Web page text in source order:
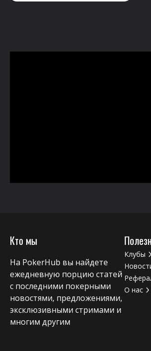
Кто мы
На PokerHub вы найдете
ежедневную порцию статей
с последними покерными
новостями, предложениями,
эксклюзивными стримами и
многим другим
Клубы
О нас